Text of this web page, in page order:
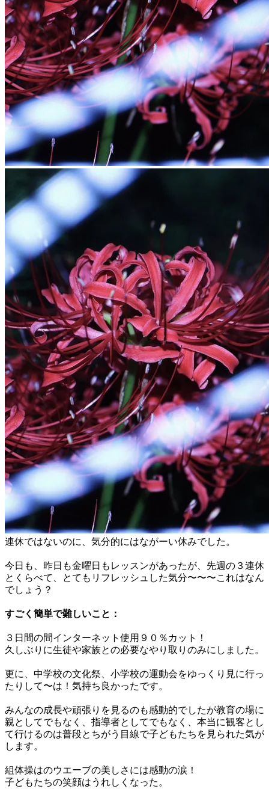
連休ではないのに、気分的にはながーい休みでした。
今日も、昨日も金曜日もレッスンがあったが、先週の３連休
とくらべて、とてもリフレッシュした気分〜〜〜これはなん
でしょう？
すごく簡単で難しいこと：
３日間の間インターネット使用９０％カット！
久しぶりに生徒や家族との必要なやり取りのみにしました。
更に、中学校の文化祭、小学校の運動会をゆっくり見に行っ
たりして〜は！気持ち良かったです。
みんなの成長や頑張りを見るのも感動的でしたが教育の場に
親としてでもなく、指導者としてでもなく、本当に観客とし
て行けるのは普段とちがう目線で子どもたちを見られた気が
します。
組体操はのウエーブの美しさには感動の涙！
子どもたちの笑顔はうれしくなった。